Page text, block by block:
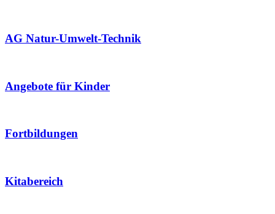
AG Natur-Umwelt-Technik
Angebote für Kinder
Fortbildungen
Kitabereich